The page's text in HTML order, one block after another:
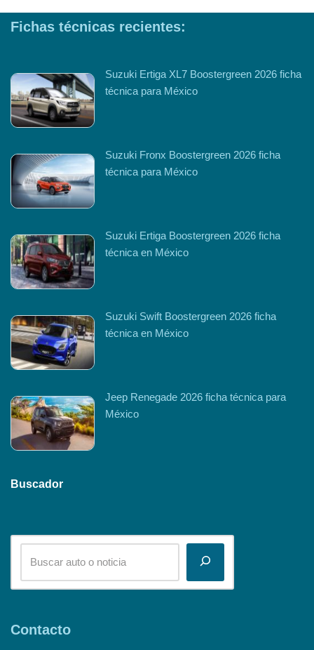
Fichas técnicas recientes:
Suzuki Ertiga XL7 Boostergreen 2026 ficha
técnica para México
Suzuki Fronx Boostergreen 2026 ficha
técnica para México
Suzuki Ertiga Boostergreen 2026 ficha
técnica en México
Suzuki Swift Boostergreen 2026 ficha
técnica en México
Jeep Renegade 2026 ficha técnica para
México
Buscador
Contacto